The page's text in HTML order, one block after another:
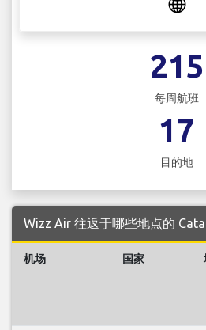
215
每周航班
17
目的地
Wizz Air 往返于哪些地点的
机场 国家